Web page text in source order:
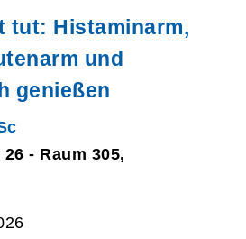
tut: Histaminarm,
und
genießen
- Raum 305,